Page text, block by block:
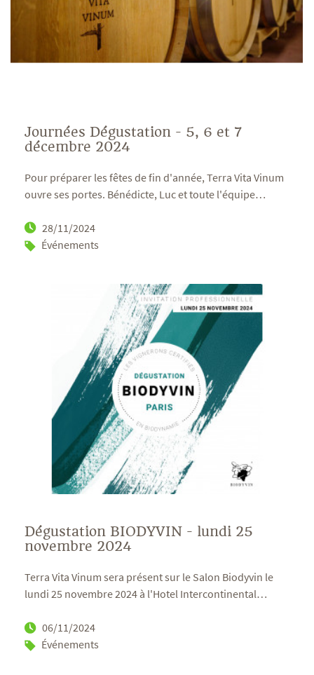
Journées Dégustation - 5, 6 et 7
décembre 2024
Pour préparer les fêtes de fin d'année, Terra Vita Vinum
ouvre ses portes. Bénédicte, Luc et toute l'équipe…
28/11/2024
Événements
Dégustation BIODYVIN - lundi 25
novembre 2024
Terra Vita Vinum sera présent sur le Salon Biodyvin le
lundi 25 novembre 2024 à l'Hotel Intercontinental…
06/11/2024
Événements